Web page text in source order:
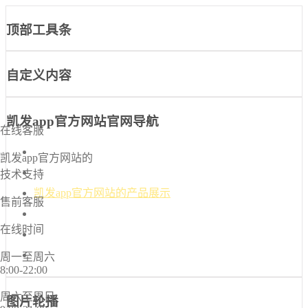
顶部工具条
自定义内容
凯发app官方网站官网导航
凯发app官方网站-凯发k8国际官网首页入口
凯发k8国际官网首页入口的介绍
凯发app官方网站的产品展示
诚信档案
联系凯发app官方网站
图片轮播
在线客服
凯发app官方网站的
技术支持
售前客服
在线时间
周一至周六
8:00-22:00
周六至周日